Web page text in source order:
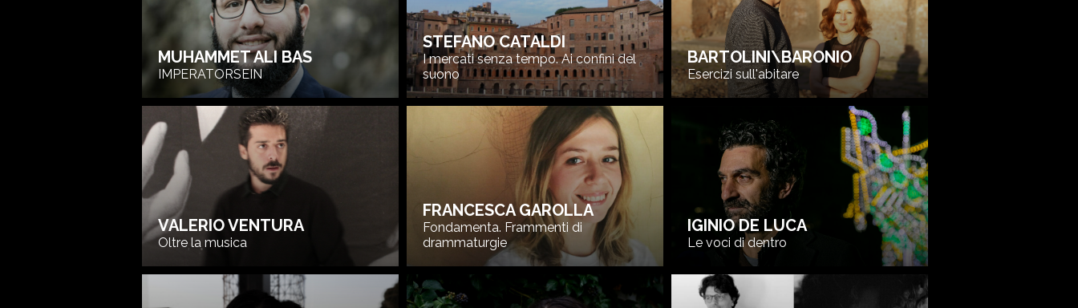
MUHAMMET ALI BAS
IMPERATORSEIN
STEFANO CATALDI
I mercati senza tempo. Ai confini del
suono
BARTOLINI\BARONIO
Esercizi sull'abitare
VALERIO VENTURA
Oltre la musica
FRANCESCA GAROLLA
Fondamenta. Frammenti di
drammaturgie
IGINIO DE LUCA
Le voci di dentro